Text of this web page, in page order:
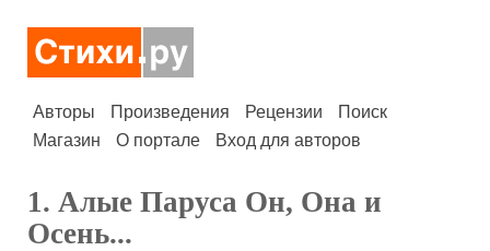
Авторы Произведения Рецензии
Поиск
Магазин
О портале Вход для авторов
1. Алые Паруса Он, Она и
Осень...